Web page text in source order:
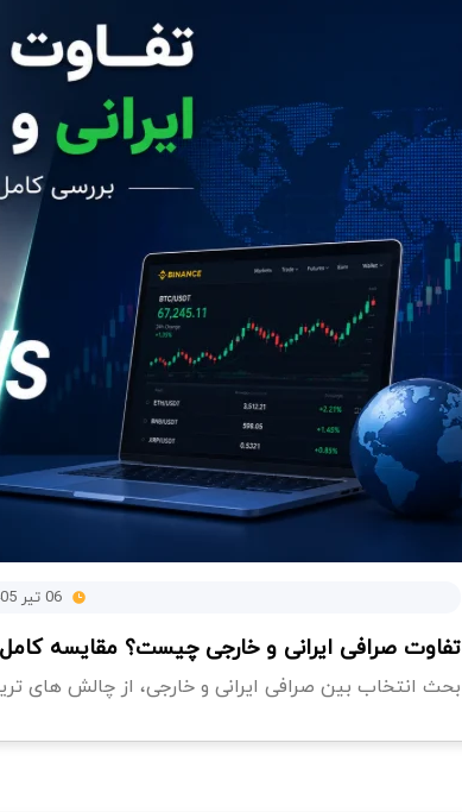
تفاوت صرافی ایرانی و خارجی چیست؟ مقایسه
بحث انتخاب بین صرافی ایرانی و خارجی، از چالش های